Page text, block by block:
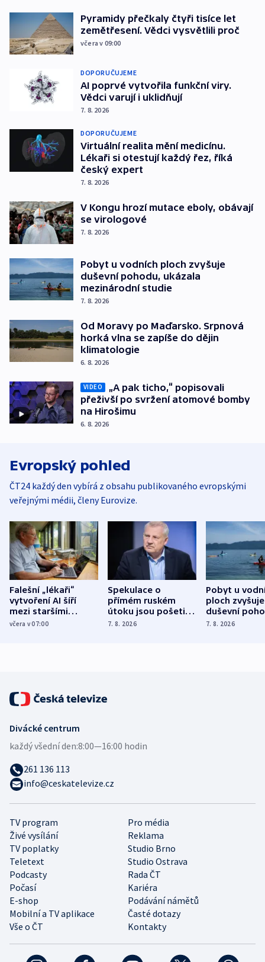
Pyramidy přečkaly čtyři tisíce let
zemětřesení. Vědci vysvětlili proč
včera v 09:00
DOPORUČUJEME
AI poprvé vytvořila funkční viry.
Vědci varují i uklidňují
7. 8. 2026
DOPORUČUJEME
Virtuální realita mění medicínu.
Lékaři si otestují každý řez, říká
český expert
7. 8. 2026
V Kongu hrozí mutace eboly, obávají
se virologové
7. 8. 2026
Pobyt u vodních ploch zvyšuje
duševní pohodu, ukázala
mezinárodní studie
7. 8. 2026
Od Moravy po Maďarsko. Srpnová
horká vlna se zapíše do dějin
klimatologie
6. 8. 2026
VIDEO
„A pak ticho,“ popisovali
přeživší po svržení atomové bomby
na Hirošimu
6. 8. 2026
Evropský pohled
ČT24 každý den vybírá z obsahu publikovaného evropskými
veřejnými médii, členy Eurovize.
Falešní „lékaři“
vytvoření AI šíří
mezi staršími
Poláky nebezpečné
včera v 07:00
Spekulace o
přímém ruském
útoku jsou pošetilé,
míní estonský
7. 8. 2026
Pobyt u
ploch zvyšuje
duševní
ukázala
7. 8. 2026
TV program
Pro média
Živé vysílání
Reklama
TV poplatky
Studio Brno
Teletext
Studio Ostrava
Podcasty
Rada ČT
Počasí
Kariéra
E-shop
Podávání námětů
Mobilní a TV aplikace
Časté dotazy
Vše o ČT
Kontakty
Divácké centrum
každý všední den:8:00—16:00 hodin
261 136 113
info@ceskatelevize.cz